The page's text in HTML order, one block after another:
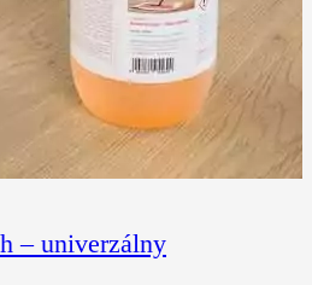
– univerzálny